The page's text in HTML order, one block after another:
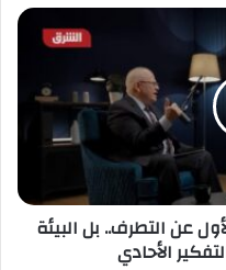
عن التطرف.. بل البيئة
الأحادي